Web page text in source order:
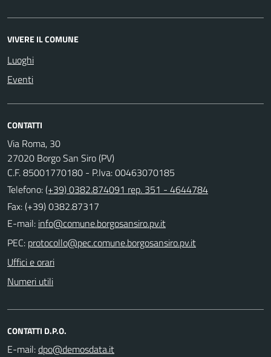
VIVERE IL COMUNE
Luoghi
Eventi
CONTATTI
Via Roma, 30
27020 Borgo San Siro (PV)
C.F. 85001770180 - P.Iva: 00463070185
Telefono:(+39) 0382.874091 rep. 351 - 4644784
Fax: (+39) 0382.87317
E-mail:
PEC:
Uffici e orari
Numeri utili
CONTATTI D.P.O.
E-mail: